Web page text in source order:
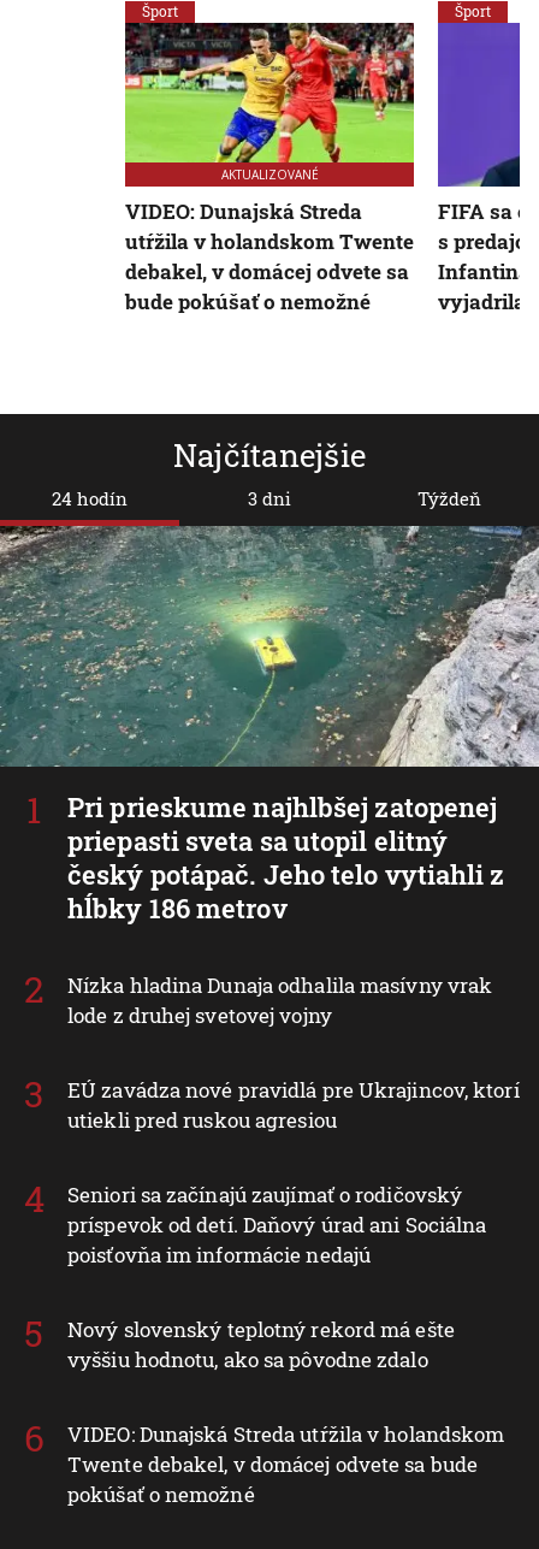
Najčítanejšie
24 hodín
Pri prieskume najhlbšej zatopenej
priepasti sveta sa utopil elitný
český potápač. Jeho telo vytiahli z
hĺbky 186 metrov
Nízka hladina Dunaja odhalila masívny vrak
lode z druhej svetovej vojny
EÚ zavádza nové pravidlá pre Ukrajincov, ktorí
utiekli pred ruskou agresiou
Seniori sa začínajú zaujímať o rodičovský
príspevok od detí. Daňový úrad ani Sociálna
poisťovňa im informácie nedajú
Nový slovenský teplotný rekord má ešte
vyššiu hodnotu, ako sa pôvodne zdalo
VIDEO: Dunajská Streda utŕžila v holandskom
Twente debakel, v domácej odvete sa bude
pokúšať o nemožné
3 dni Týždeň
Šport
AKTUALIZOVANÉ
VIDEO: Dunajská Streda
utŕžila v holandskom Twente
debakel, v domácej odvete sa
bude pokúšať o nemožné
Šport
FIFA sa
s
Infantina
vyjadrila